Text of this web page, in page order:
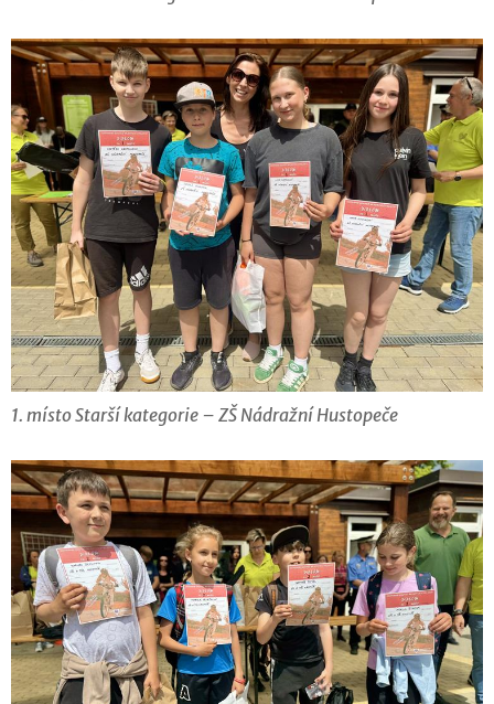
1. místo Starší kategorie – ZŠ Nádražní Hustopeče